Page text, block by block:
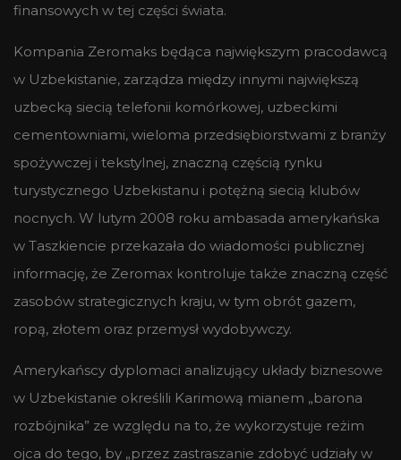
finansowych w tej części świata.
Kompania Zeromaks będąca największym pracodawcą
w Uzbekistanie, zarządza między innymi największą
uzbecką siecią telefonii komórkowej, uzbeckimi
cementowniami, wieloma przedsiębiorstwami z branży
spożywczej i tekstylnej, znaczną częścią rynku
turystycznego Uzbekistanu i potężną siecią klubów
nocnych. W lutym 2008 roku ambasada amerykańska
w Taszkiencie przekazała do wiadomości publicznej
informację, że Zeromax kontroluje także znaczną część
zasobów strategicznych kraju, w tym obrót gazem,
ropą, złotem oraz przemysł wydobywczy.
Amerykańscy dyplomaci analizujący układy biznesowe
w Uzbekistanie określili Karimową mianem „barona
rozbójnika” ze względu na to, że wykorzystuje reżim
ojca do tego, by „przez zastraszanie zdobyć udziały w